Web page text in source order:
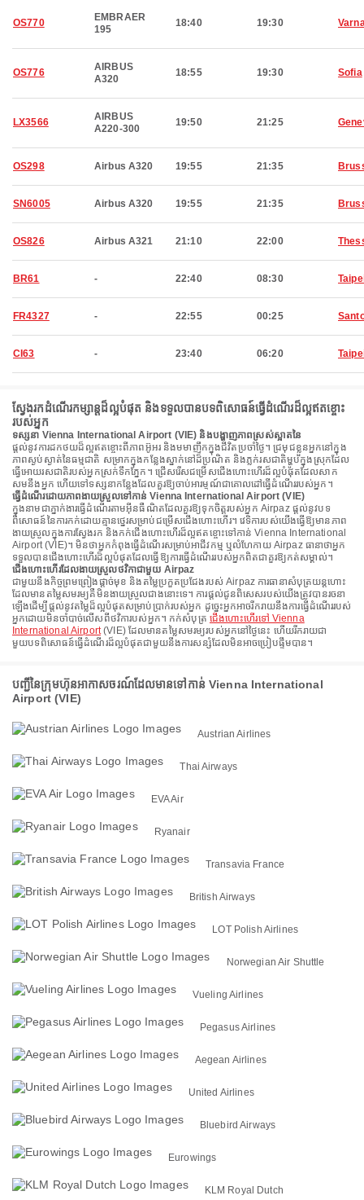
OS770
EMBRAER
195
18:40 19:30
OS776
AIRBUS
A320
18:55 19:30 Sofia
LX3566
AIRBUS
A220-300
19:50 21:25
OS298 Airbus A320 19:55 21:35
SN6005 Airbus A320 19:55 21:35
OS826 Airbus A321 21:10 22:00
BR61 - 22:40 08:30
FR4327 - 22:55 00:25
CI63 - 23:40 06:20
ស្វែងរកដំណើរកម្សាន្តដ៏ល្អបំផុត និងទទួលបានបទពិសោធន៍ធ្វើដំណើរដ៏ល្អឥតខ្ចោះ
របស់អ្នក
ទស្សនា Vienna International Airport (VIE) និងបង្ហាញភាពស្រស់ស្អាតនៃ
ផ្តល់នូវការដកថយដ៏ល្អឥតខ្ចោះពីភាពអ៊ូអរ និងមមាញឹកក្នុងជីវិតប្រចាំថ្ងៃ។ ជ្រមុជខ្លួនអ្នកនៅក្នុង
ភាពស្ងប់ស្ងាត់នៃធម្មជាតិ សម្រាកក្នុងកន្លែងស្នាក់នៅដ៏ប្រណិត និងភ្លក់រសជាតិម្ហូបក្នុងស្រុកដែល
ធ្វើអោយរសជាតិរបស់អ្នកស្រក់ទឹកភ្នែក។ ជ្រើសរើសជម្រើសជើងហោះហើរដ៏ល្អបំផុតដែលសាក
សមនឹងអ្នក ហើយទៅទស្សនាកន្លែងដែលគួរឱ្យចាប់អារម្មណ៍ជាគោលដៅធ្វើដំណើររបស់អ្នក។
ធ្វើដំណើរដោយភាពងាយស្រួលទៅកាន់ Vienna International Airport (VIE)
ក្នុងនាមជាភ្នាក់ងារធ្វើដំណើរតាមអ៊ីនធឺណិតដែលគួរឱ្យទុកចិត្តរបស់អ្នក Airpaz ផ្តល់នូវបទ
ពិសោធន៍នៃការកក់ដោយគ្មានថ្នេរសម្រាប់ជម្រើសជើងហោះហើរ។ វេទិការបស់យើងធ្វើឱ្យមានភាព
ងាយស្រួលក្នុងការស្វែងរក និងកក់ជើងហោះហើរដ៏ល្អឥតខ្ចោះទៅកាន់ Vienna International
Airport (VIE)។ មិនថាអ្នកកំពុងធ្វើដំណើរសម្រាប់អាជីវកម្ម ឬលំហែកាយ Airpaz ធានាថាអ្នក
ទទួលបានជើងហោះហើរដ៏ល្អបំផុតដែលធ្វើឱ្យការធ្វើដំណើររបស់អ្នកពិតជាគួរឱ្យកត់សម្គាល់។
ជើងហោះហើរដែលងាយស្រួលថវិកាជាមួយ Airpaz
ជាមួយនឹងកិច្ចព្រមព្រៀងផ្តាច់មុខ និងតម្លៃប្រកួតប្រជែងរបស់ Airpaz ការធានាសំបុត្រយន្តហោះ
ដែលមានតម្លៃសមរម្យគឺមិនងាយស្រួលជាងនោះទេ។ ការផ្តល់ជូនពិសេសរបស់យើងត្រូវបានរចនា
ឡើងដើម្បីផ្តល់នូវតម្លៃដ៏ល្អបំផុតសម្រាប់ប្រាក់របស់អ្នក ដូច្នេះអ្នកអាចរីករាយនឹងការធ្វើដំណើររបស់
អ្នកដោយមិនចាំបាច់លើសពីថវិការបស់អ្នក។ កក់សំបុត្រ ជើងហោះហើរទៅ Vienna
International Airport(VIE) ដែលមានតម្លៃសមរម្យរបស់អ្នកនៅថ្ងៃនេះ ហើយរីករាយជា
មួយបទពិសោធន៍ធ្វើដំណើរដ៏ល្អបំផុតជាមួយនឹងការសន្សំដែលមិនអាចប្រៀបផ្ទឹមបាន។
បញ្ជីនៃក្រុមហ៊ុនអាកាសចរណ៍ដែលមានទៅកាន់ Vienna International
Airport (VIE)
Austrian Airlines
Thai Airways
EVA Air
Ryanair
Transavia France
British Airways
LOT Polish Airlines
Norwegian Air Shuttle
Vueling Airlines
Pegasus Airlines
Aegean Airlines
United Airlines
Bluebird Airways
Eurowings
KLM Royal Dutch